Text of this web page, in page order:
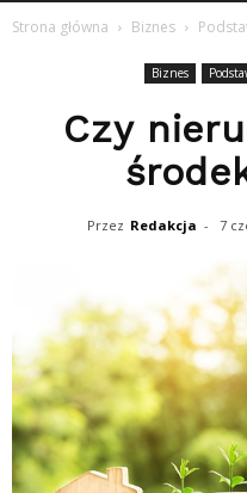
Strona główna Biznes
Biznes
Czy
Przez Redakcja - 7